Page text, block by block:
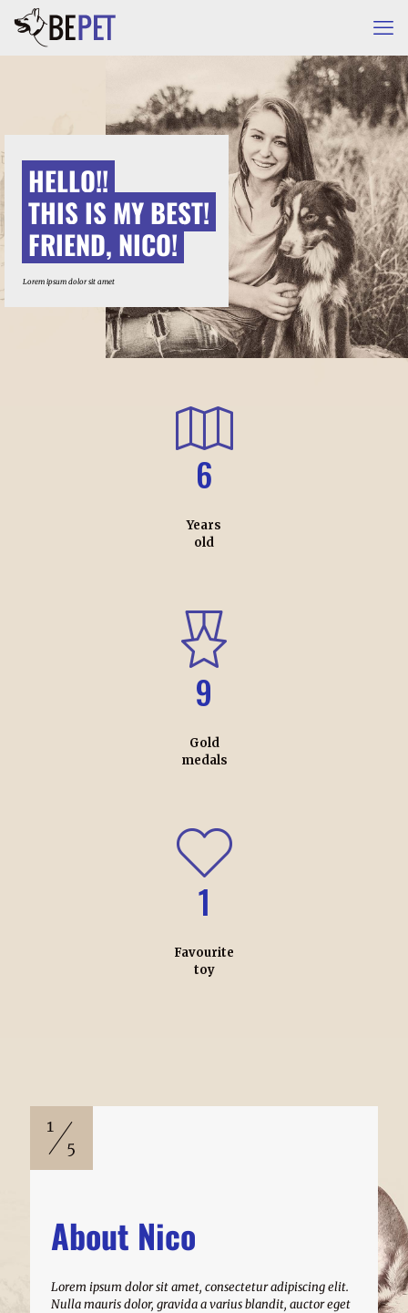
HELLO!!
THIS IS MY BEST!
FRIEND, NICO!
Lorem ipsum dolor sit amet
6
Years
old
9
Gold
medals
1
Favourite
toy
About Nico
Lorem ipsum dolor sit amet, consectetur adipiscing elit.
Nulla mauris dolor, gravida a varius blandit, auctor eget